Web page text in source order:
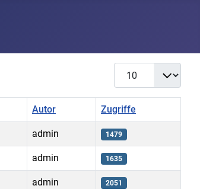
Anzeige #
Autor Zugriffe
admin 1479
admin 1635
admin 2051